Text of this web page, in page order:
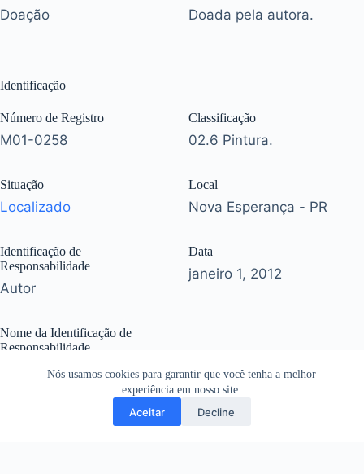
Nós usamos cookies para garantir que você tenha a melhor
experiência em nosso site.
Aceitar Decline
Doação Doada pela autora.
Identificação
Número de Registro
M01-0258
Situação
Localizado
Identificação de
Responsabilidade
Autor
Nome da Identificação de
Responsabilidade
Shirley Martos Daniel.
Classificação
02.6 Pintura.
Local
Nova Esperança - PR
Data
janeiro 1, 2012